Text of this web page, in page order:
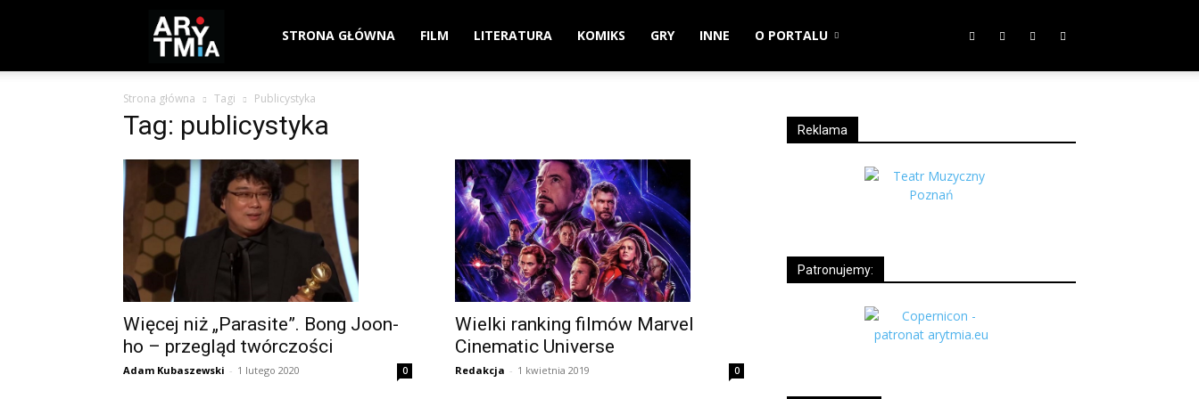
arytmia.eu
STRONA GŁÓWNA FILM LITERATURA KOMIKS GRY INNE O PORTALU
Strona główna Tagi Publicystyka
Tag: publicystyka
Więcej niż „Parasite”. Bong Joon-
ho – przegląd twórczości
Adam Kubaszewski - 1 lutego 2020 0
Wielki ranking filmów Marvel
Cinematic Universe
Redakcja - 1 kwietnia 2019 0
Reklama
Patronujemy: